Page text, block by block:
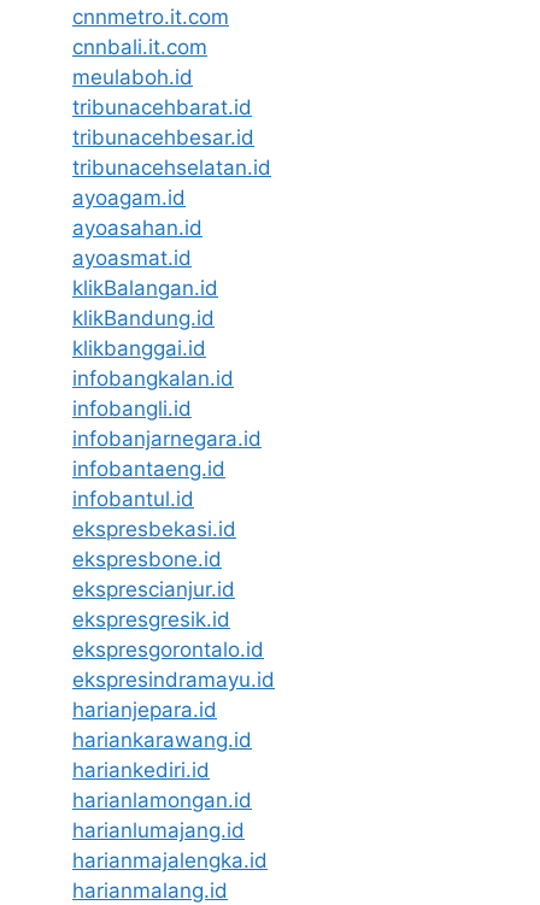
cnnmetro.it.com
cnnbali.it.com
meulaboh.id
tribunacehbarat.id
tribunacehbesar.id
tribunacehselatan.id
ayoagam.id
ayoasahan.id
ayoasmat.id
klikBalangan.id
klikBandung.id
klikbanggai.id
infobangkalan.id
infobangli.id
infobanjarnegara.id
infobantaeng.id
infobantul.id
ekspresbekasi.id
ekspresbone.id
eksprescianjur.id
ekspresgresik.id
ekspresgorontalo.id
ekspresindramayu.id
harianjepara.id
hariankarawang.id
hariankediri.id
harianlamongan.id
harianlumajang.id
harianmajalengka.id
harianmalang.id